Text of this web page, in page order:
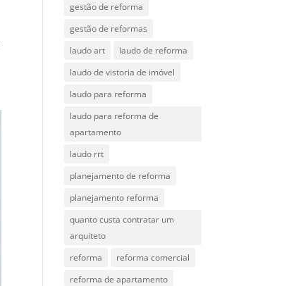
gestão de reforma
gestão de reformas
laudo art
laudo de reforma
laudo de vistoria de imóvel
laudo para reforma
laudo para reforma de
apartamento
laudo rrt
planejamento de reforma
planejamento reforma
quanto custa contratar um
arquiteto
reforma
reforma comercial
reforma de apartamento